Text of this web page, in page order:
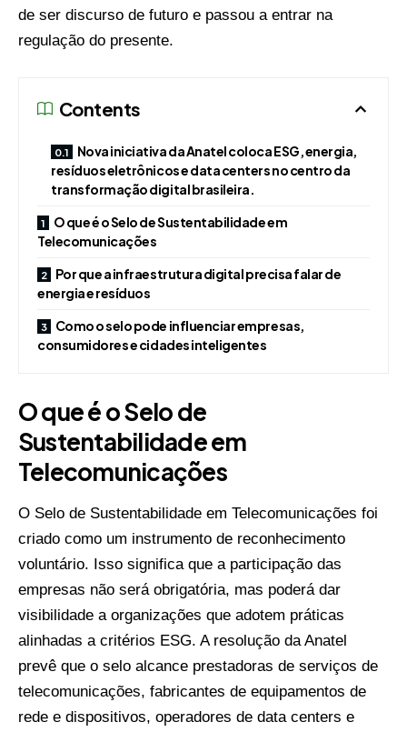
de ser discurso de futuro e passou a entrar na
regulação do presente.
Contents
Nova iniciativa da Anatel coloca ESG, energia,
resíduos eletrônicos e data centers no centro da
transformação digital brasileira.
O que é o Selo de Sustentabilidade em
Telecomunicações
Por que a infraestrutura digital precisa falar de
energia e resíduos
Como o selo pode influenciar empresas,
consumidores e cidades inteligentes
O que é o Selo de
Sustentabilidade em
Telecomunicações
O Selo de Sustentabilidade em Telecomunicações foi
criado como um instrumento de reconhecimento
voluntário. Isso significa que a participação das
empresas não será obrigatória, mas poderá dar
visibilidade a organizações que adotem práticas
alinhadas a critérios ESG. A resolução da Anatel
prevê que o selo alcance prestadoras de serviços de
telecomunicações, fabricantes de equipamentos de
rede e dispositivos, operadores de data centers e